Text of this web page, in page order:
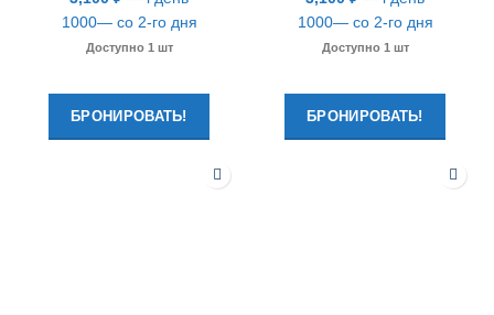
1000— со 2-го дня
Доступно 1 шт
БРОНИРОВАТЬ!
1000— со 2-го дня
Доступно 1 шт
БРОНИРОВАТЬ!